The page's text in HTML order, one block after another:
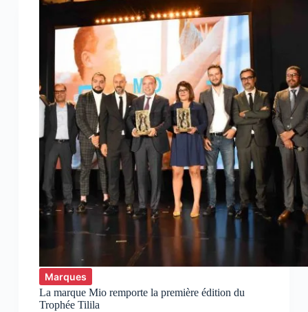
Marques
La marque Mio remporte la première édition du
Trophée Tilila